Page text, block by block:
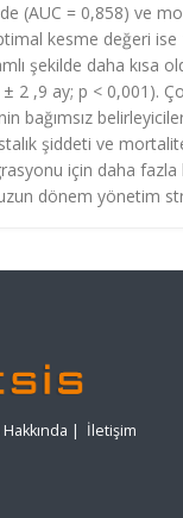
(AUC = 0,858) ve
kesme değeri ise
şekilde daha
2 ,9 ay; p < 0,001).
bağımsız
şiddeti ve
için daha
dönem yönetim
| İletişim